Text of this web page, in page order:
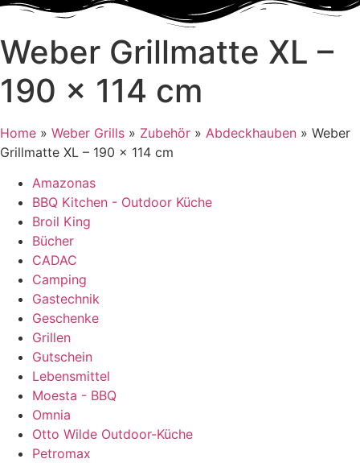
Weber Grillmatte XL –
190 x 114 cm
Home » Weber Grills » Zubehör » Abdeckhauben » Weber
Grillmatte XL – 190 x 114 cm
Amazonas
BBQ Kitchen - Outdoor Küche
Broil King
Bücher
CADAC
Camping
Gastechnik
Geschenke
Grillen
Gutschein
Lebensmittel
Moesta - BBQ
Omnia
Otto Wilde Outdoor-Küche
Petromax